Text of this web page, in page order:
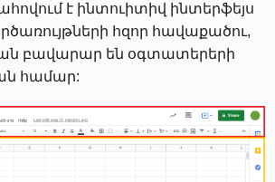
է ինտուիտիվ ինտերֆեյս
հզոր հավաքածու,
բավարար են օգտատերերի
համար: